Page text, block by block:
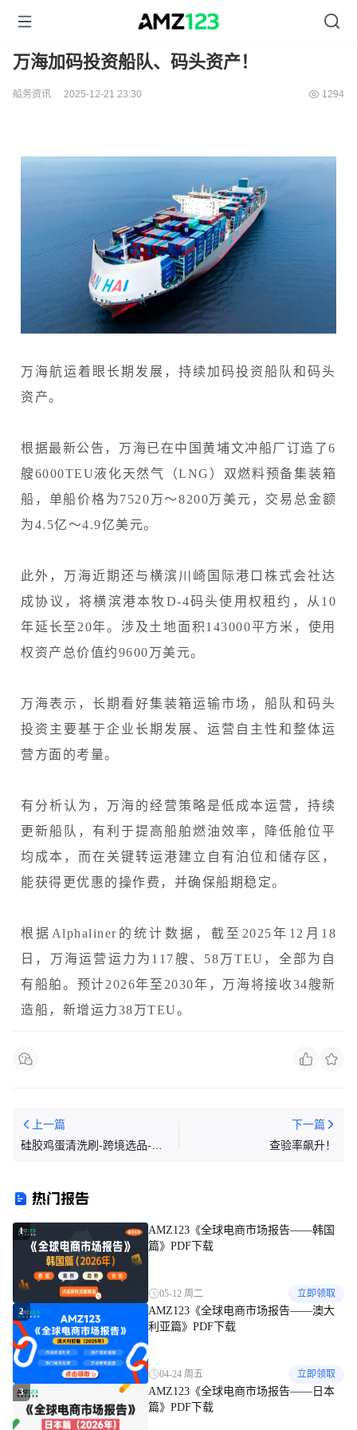
万海加码投资船队、码头资产！
船务资讯 2025-12-21 23:30 1294
万海航运着眼长期发展，持续加码投资船队和码头
资产。
根据最新公告，万海已在中国黄埔文冲船厂订造了6
艘6000TEU液化天然气（LNG）双燃料预备集装箱
船，单船价格为7520万～8200万美元，交易总金额
为4.5亿～4.9亿美元。
此外，万海近期还与横滨川崎国际港口株式会社达
成协议，将横滨港本牧D-4码头使用权租约，从10
年延长至20年。涉及土地面积143000平方米，使用
权资产总价值约9600万美元。
万海表示，长期看好集装箱运输市场，船队和码头
投资主要基于企业长期发展、运营自主性和整体运
营方面的考量。
有分析认为，万海的经营策略是低成本运营，持续
更新船队，有利于提高船舶燃油效率，降低舱位平
均成本，而在关键转运港建立自有泊位和储存区，
能获得更优惠的操作费，并确保船期稳定。
根据Alphaliner的统计数据，截至2025年12月18
日，万海运营运力为117艘、58万TEU，全部为自
有船舶。预计2026年至2030年，万海将接收34艘新
造船，新增运力38万TEU。
上一篇
硅胶鸡蛋清洗刷-跨境选品-美
下一篇
查验率飙升！
热门报告
1
AMZ123《全球电商市场报告——韩国
篇》PDF下载
05-12 周二 立即领取
2
AMZ123《全球电商市场报告——澳大
利亚篇》PDF下载
04-24 周五 立即领取
3
AMZ123《全球电商市场报告——日本
篇》PDF下载